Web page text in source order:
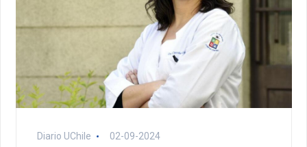
Diario UChile 02-09-2024